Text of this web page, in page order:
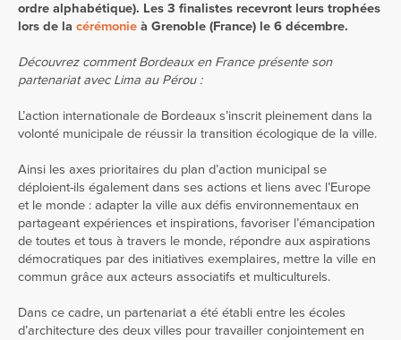
ordre alphabétique). Les 3 finalistes recevront leurs trophées
lors de la cérémonie à Grenoble (France) le 6 décembre.
Découvrez commentBordeaux en France présente son
partenariat avec Lima au Pérou :
L’action internationale de Bordeaux s’inscrit pleinement dans la
volonté municipale de réussir la transition écologique de la ville.
Ainsi les axes prioritaires du plan d’action municipal se
déploient-ils également dans ses actions et liens avec l’Europe
et le monde : adapter la ville aux défis environnementaux en
partageant expériences et inspirations, favoriser l’émancipation
de toutes et tous à travers le monde, répondre aux aspirations
démocratiques par des initiatives exemplaires, mettre la ville en
commun grâce aux acteurs associatifs et multiculturels.
Dans ce cadre, un partenariat a été établi entre les écoles
d’architecture des deux villes pour travailler conjointement en